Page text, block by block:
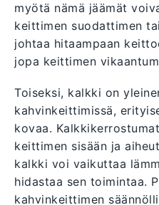
myötä nämä jäämät
keittimen suodattimen
johtaa hitaampaan
jopa keittimen
Toiseksi, kalkki on
kahvinkeittimissä,
kovaa.
keittimen sisään ja
kalkki voi vaikuttaa
hidastaa sen toimintaa.
kahvinkeittimen